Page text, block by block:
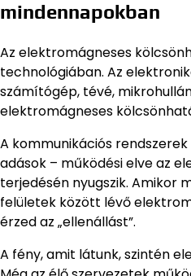
mindennapokban
Az elektromágneses
technológiában. Az
számítógép, tévé,
elektromágneses
A kommunikációs rendszerek
adások – működési elve az
terjedésén nyugszik. Amikor
felületek között lévő
érzed az „ellenállást”.
A fény, amit látunk, szintén